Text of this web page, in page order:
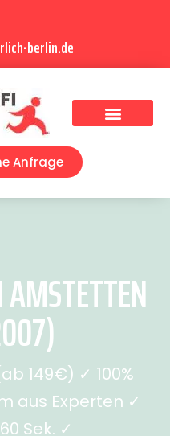
berlin.de
Anfrage
149€) ✓ 100%
aus Experten ✓
Sek. ✓